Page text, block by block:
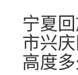
宁夏
市兴
高度